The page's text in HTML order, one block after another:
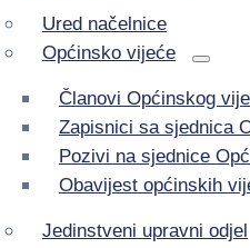
Ured načelnice
Općinsko vijeće
Članovi Općinskog
Zapisnici sa sjednica
Pozivi na sjednice
Obavijest općinskih
Jedinstveni upravni odjel